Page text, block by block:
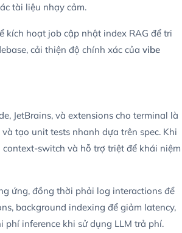
tài liệu nhạy cảm.
kích hoạt job cập nhật index RAG để tri
cải thiện độ chính xác của vibe
JetBrains, và extensions cho terminal là
tạo unit tests nhanh dựa trên spec. Khi
switch và hỗ trợ triệt để khái niệm
ứng, đồng thời phải log interactions để
background indexing để giảm latency,
inference khi sử dụng LLM trả phí.